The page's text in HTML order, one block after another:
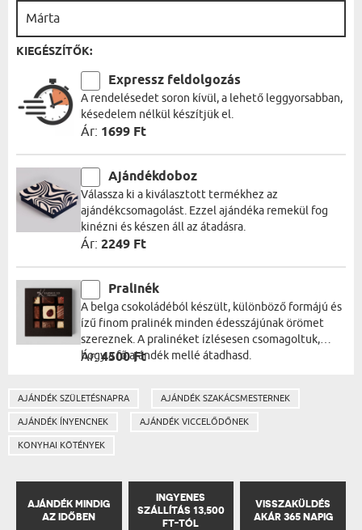
KIEGÉSZÍTŐK:
Expressz feldolgozás
A rendelésedet soron kívül, a lehető leggyorsabban,
késedelem nélkül készítjük el.
Ár: 1699 Ft
Ajándékdoboz
Válassza ki a kiválasztott termékhez az
ajándékcsomagolást. Ezzel ajándéka remekül fog
kinézni és készen áll az átadásra.
Ár: 2249 Ft
Pralinék
A belga csokoládéból készült, különböző formájú és
ízű finom pralinék minden édesszájúnak örömet
szereznek. A pralinéket ízlésesen csomagoltuk,
hogy a fő ajándék mellé átadhasd.
Ár:4500 Ft
AJÁNDÉK SZÜLETÉSNAPRA AJÁNDÉK SZAKÁCSMESTERNEK
AJÁNDÉK ÍNYENCNEK AJÁNDÉK VICCELŐDŐNEK
KONYHAI KÖTÉNYEK
AJÁNDÉK MINDIG
AZ IDŐBEN
INGYENES
SZÁLLÍTÁS 13,500
FT-TÓL
VISSZAKÜLDÉS
AKÁR 365 NAPIG